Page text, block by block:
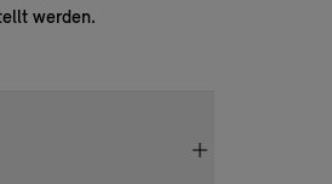
werden.